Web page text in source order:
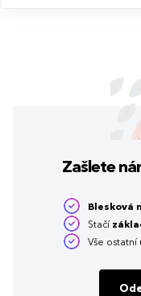
Zašlete
Blesková
Stačí
Vše ostatní